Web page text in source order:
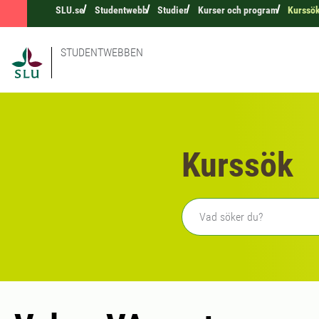
SLU.se Studentwebb Studier Kurser och program
STUDENTWEBBEN
Kurssök
Fritext sökning